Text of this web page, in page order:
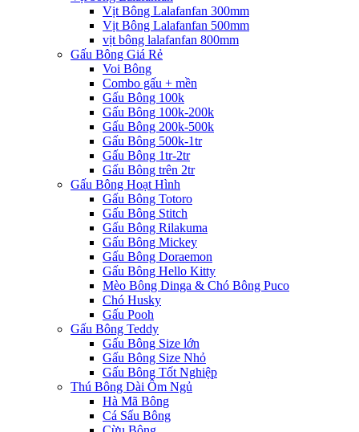
Vịt Bông Lalafanfan 300mm
Vịt Bông Lalafanfan 500mm
vịt bông lalafanfan 800mm
Gấu Bông Giá Rẻ
Voi Bông
Combo gấu + mền
Gấu Bông 100k
Gấu Bông 100k-200k
Gấu Bông 200k-500k
Gấu Bông 500k-1tr
Gấu Bông 1tr-2tr
Gấu Bông trên 2tr
Gấu Bông Hoạt Hình
Gấu Bông Totoro
Gấu Bông Stitch
Gấu Bông Rilakuma
Gấu Bông Mickey
Gấu Bông Doraemon
Gấu Bông Hello Kitty
Mèo Bông Dinga & Chó Bông Puco
Chó Husky
Gấu Pooh
Gấu Bông Teddy
Gấu Bông Size lớn
Gấu Bông Size Nhỏ
Gấu Bông Tốt Nghiệp
Thú Bông Dài Ôm Ngủ
Hà Mã Bông
Cá Sấu Bông